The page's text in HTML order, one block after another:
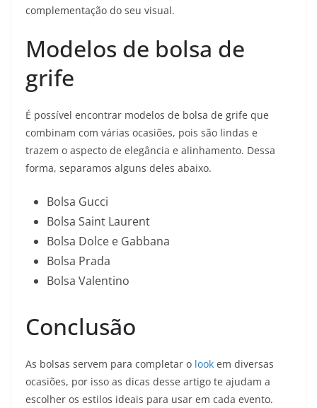
complementação do seu visual.
Modelos de bolsa de
grife
É possível encontrar modelos de bolsa de grife que
combinam com várias ocasiões, pois são lindas e
trazem o aspecto de elegância e alinhamento. Dessa
forma, separamos alguns deles abaixo.
Bolsa Gucci
Bolsa Saint Laurent
Bolsa Dolce e Gabbana
Bolsa Prada
Bolsa Valentino
Conclusão
As bolsas servem para completar o look em diversas
ocasiões, por isso as dicas desse artigo te ajudam a
escolher os estilos ideais para usar em cada evento.